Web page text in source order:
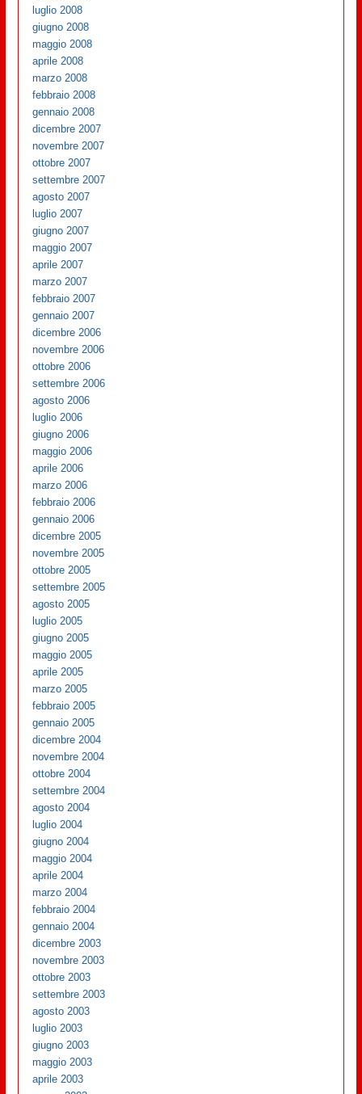
luglio 2008
giugno 2008
maggio 2008
aprile 2008
marzo 2008
febbraio 2008
gennaio 2008
dicembre 2007
novembre 2007
ottobre 2007
settembre 2007
agosto 2007
luglio 2007
giugno 2007
maggio 2007
aprile 2007
marzo 2007
febbraio 2007
gennaio 2007
dicembre 2006
novembre 2006
ottobre 2006
settembre 2006
agosto 2006
luglio 2006
giugno 2006
maggio 2006
aprile 2006
marzo 2006
febbraio 2006
gennaio 2006
dicembre 2005
novembre 2005
ottobre 2005
settembre 2005
agosto 2005
luglio 2005
giugno 2005
maggio 2005
aprile 2005
marzo 2005
febbraio 2005
gennaio 2005
dicembre 2004
novembre 2004
ottobre 2004
settembre 2004
agosto 2004
luglio 2004
giugno 2004
maggio 2004
aprile 2004
marzo 2004
febbraio 2004
gennaio 2004
dicembre 2003
novembre 2003
ottobre 2003
settembre 2003
agosto 2003
luglio 2003
giugno 2003
maggio 2003
aprile 2003